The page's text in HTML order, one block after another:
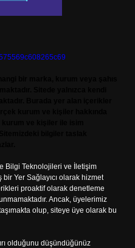
Bilgi Teknolojileri ve İletişim
bir Yer Sağlayıcı olarak hizmet
proaktif olarak denetleme
Ancak, üyelerimiz
olup, siteye üye olarak bu
olduğunu düşündüğünüz